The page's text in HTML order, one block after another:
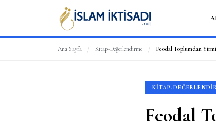
Ana Sayfa / Kitap-Değerlendirme / Feodal Toplumdan
KITAP-
Feodal